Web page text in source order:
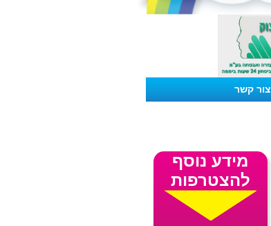
צור קשר
מידע נוסף
להצטרפות